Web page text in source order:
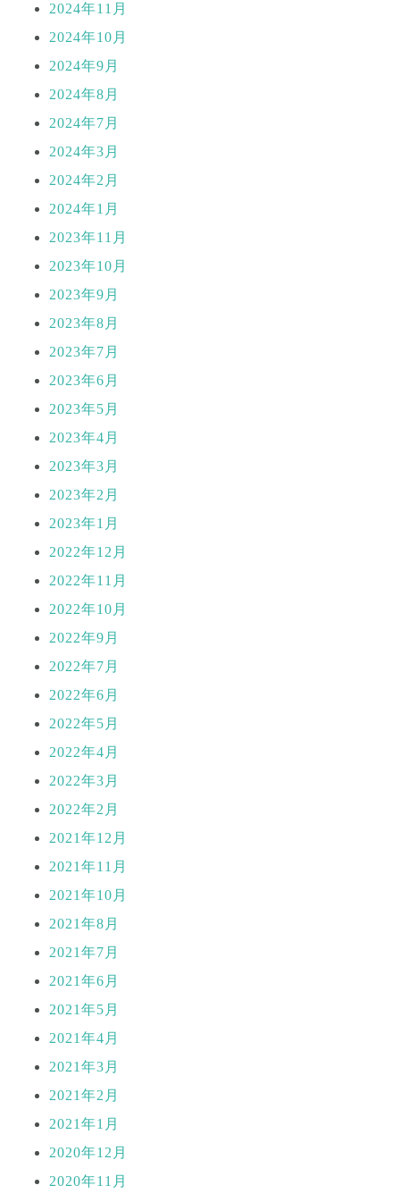
2024年11月
2024年10月
2024年9月
2024年8月
2024年7月
2024年3月
2024年2月
2024年1月
2023年11月
2023年10月
2023年9月
2023年8月
2023年7月
2023年6月
2023年5月
2023年4月
2023年3月
2023年2月
2023年1月
2022年12月
2022年11月
2022年10月
2022年9月
2022年7月
2022年6月
2022年5月
2022年4月
2022年3月
2022年2月
2021年12月
2021年11月
2021年10月
2021年8月
2021年7月
2021年6月
2021年5月
2021年4月
2021年3月
2021年2月
2021年1月
2020年12月
2020年11月